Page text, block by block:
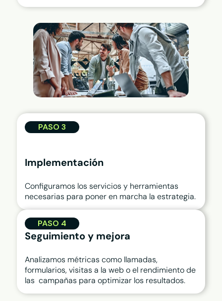
PASO 3
Implementación
Configuramos los servicios y herramientas
necesarias para poner en marcha la estrategia.
PASO 4
Seguimiento y mejora
Analizamos métricas como llamadas,
formularios, visitas a la web o el rendimiento de
las campañas para optimizar los resultados.